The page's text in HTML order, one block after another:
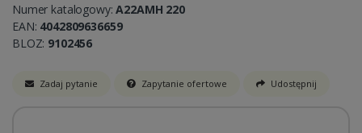
Numer katalogowy:A22AMH 220
EAN: 4042809636659
BLOZ: 9102456
Zadaj pytanie Zapytanie ofertowe Udostępnij